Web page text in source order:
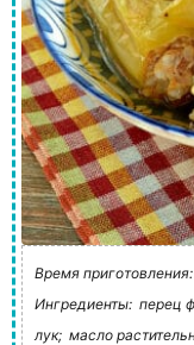
Время
Ингредиенты: перец
лук; масло